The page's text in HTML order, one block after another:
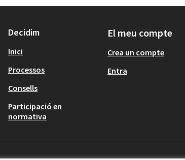
Decidim
Inici
Processos
Consells
Participació en
normativa
El meu compte
Crea un compte
Entra